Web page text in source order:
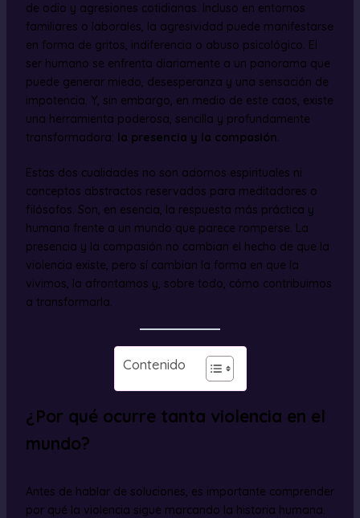
de odio y agresiones cotidianas. Incluso en entornos
familiares o laborales, la agresividad puede manifestarse
en forma de gritos, indiferencia o abuso psicológico. El
ser humano se enfrenta diariamente a un panorama que
puede generar miedo, desesperanza y una sensación de
impotencia. Y, sin embargo, en medio de este caos, existe
una herramienta poderosa, sencilla y profundamente
transformadora: la presencia y la compasión.
Estas dos cualidades no son adornos espirituales ni
conceptos abstractos reservados para meditadores o
filósofos. Son, en esencia, la respuesta más práctica y
humana frente a un mundo que parece romperse. La
presencia y la compasión no cambian el hecho de que la
violencia existe, pero sí cambian la forma en que la
vivimos, la afrontamos y, sobre todo, cómo contribuimos
a transformarla.
Contenido
¿Por qué ocurre tanta violencia en el
mundo?
Antes de hablar de soluciones, es importante comprender
por qué la violencia sigue marcando la historia humana.